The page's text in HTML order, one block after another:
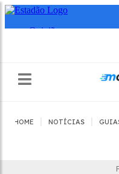
HOME NOTÍCIAS